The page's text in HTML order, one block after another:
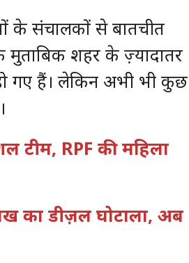
के संचालकों से बातचीत
मुताबिक शहर के ज़्यादातर
गए हैं। लेकिन अभी भी कुछ
टीम, RPF की महिला
का डीज़ल घोटाला, अब